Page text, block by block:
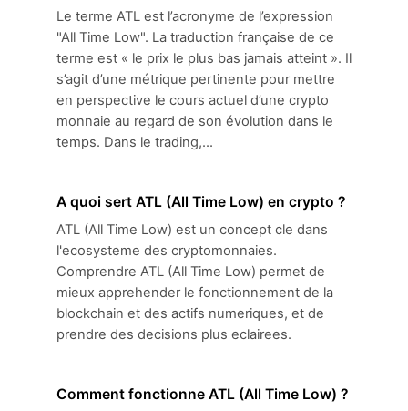
Le terme ATL est l’acronyme de l’expression
"All Time Low". La traduction française de ce
terme est « le prix le plus bas jamais atteint ». Il
s’agit d’une métrique pertinente pour mettre
en perspective le cours actuel d’une crypto
monnaie au regard de son évolution dans le
temps. Dans le trading,...
A quoi sert ATL (All Time Low) en crypto ?
ATL (All Time Low) est un concept cle dans
l'ecosysteme des cryptomonnaies.
Comprendre ATL (All Time Low) permet de
mieux apprehender le fonctionnement de la
blockchain et des actifs numeriques, et de
prendre des decisions plus eclairees.
Comment fonctionne ATL (All Time Low) ?